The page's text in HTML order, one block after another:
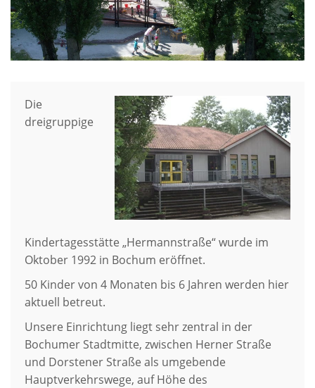
Die
dreigruppige
Kindertagesstätte „Hermannstraße“ wurde im
Oktober 1992 in Bochum eröffnet.
50 Kinder von 4 Monaten bis 6 Jahren werden hier
aktuell betreut.
Unsere Einrichtung liegt sehr zentral in der
Bochumer Stadtmitte, zwischen Herner Straße
und Dorstener Straße als umgebende
Hauptverkehrswege, auf Höhe des